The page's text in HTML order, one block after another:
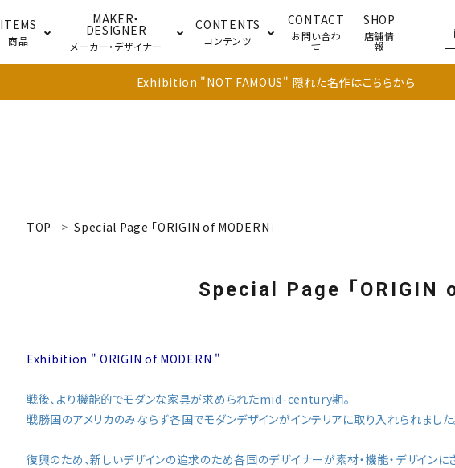
ITEMS
商品
MAKER・
DESIGNER
メーカー・デザイナー
CONTENTS
コンテンツ
CONTACT
お問い合わ
せ
SHOP
店舗情
報
Exhibition "NOT FAMOUS" 隠れた名作はこちらから
TOP Special Page 「ORIGIN of MODERN」
Special Page 「ORIGIN
Exhibition " ORIGIN of MODERN "
戦後、より機能的でモダンな家具が求められたmid-century期。
戦勝国のアメリカのみならず各国でモダンデザインがインテリアに取り入れられました
復興のため、新しいデザインの追求のため各国のデザイナーが素材・機能・デザイン